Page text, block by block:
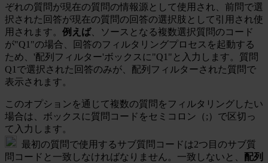
ぞれの質問が現在の質問の情報源として使用され、前問で選
択された回答が現在の質問の回答の選択肢として引用され使
用されます。 例えば、ソースとなる複数選択質問のコード
が"Q1"の場合、回答のフィルタリングプロセスを起動する
ため、'配列フィルター'ボックスに"Q1"と入力します。質問
Q1で選択された回答のみが、配列フィルターされた質問で
表示されます。
このオプションを通じて複数の質問をフィルタリングしたい
場合は、ボックスに質問コードをセミコロン（;）で区切っ
て入力します。
最初の質問で使用するサブ質問コードは2つ目のサブ質
問コードと一致しなければなりません。一致しないと、 配列